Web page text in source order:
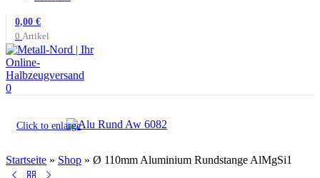
0 Artikel
0,00 €
0
Click to enlarge
Startseite » Shop » Ø 110mm Aluminium Rundstange AlMgSi1